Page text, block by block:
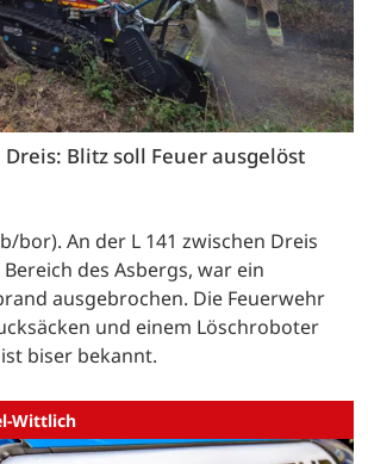
Blitz soll Feuer ausgelöst
bor). An der L 141 zwischen Dreis
des Asbergs, war ein
ausgebrochen. Die Feuerwehr
und einem Löschroboter
biser bekannt.
Wittlich